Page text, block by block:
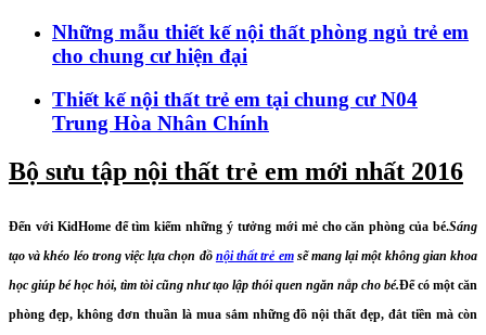
Những mẫu thiết kế nội thất phòng ngủ trẻ em
cho chung cư hiện đại
Thiết kế nội thất trẻ em tại chung cư N04
Trung Hòa Nhân Chính
Bộ sưu tập nội thất trẻ em mới nhất 2016
Đến với KidHome để tìm kiếm những ý tưởng mới mẻ cho căn phòng của bé.Sáng
tạo và khéo léo trong việc lựa chọn đồ nội thất trẻ emsẽ mang lại một không gian khoa
học giúp bé học hỏi, tìm tòi cũng như tạo lập thói quen ngăn nắp cho bé.Để có một căn
phòng đẹp, không đơn thuần là mua sắm những đồ nội thất đẹp, đắt tiền mà còn